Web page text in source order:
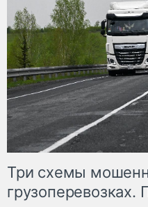
Три схемы